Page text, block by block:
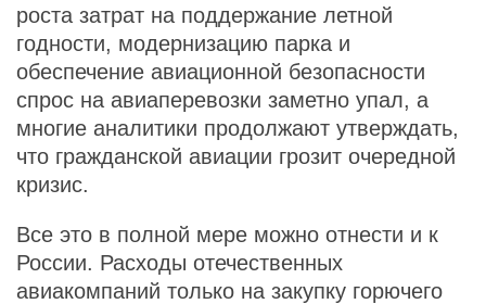
роста затрат на поддержание летной
годности, модернизацию парка и
обеспечение авиационной безопасности
спрос на авиаперевозки заметно упал, а
многие аналитики продолжают утверждать,
что гражданской авиации грозит очередной
кризис.
Все это в полной мере можно отнести и к
России. Расходы отечественных
авиакомпаний только на закупку горючего